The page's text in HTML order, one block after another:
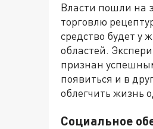
Власти пошли на
торговлю
средство будет у
областей.
признан
появиться и в
облегчить жизнь
Социальное